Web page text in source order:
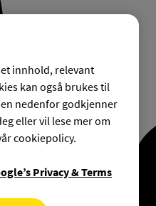
innhold, relevant
kan også brukes til
nedenfor godkjenner
eller vil lese mer om
cookiepolicy.
Privacy & Terms